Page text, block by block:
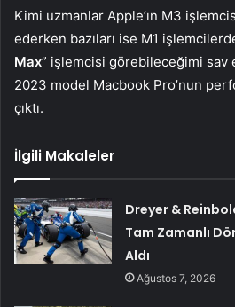
Kimi uzmanlar Apple’ın M3
ederken bazıları ise M1
Max” işlemcisi görebileceğimi sav
2023 model Macbook Pro’nun
çıktı.
İlgili Makaleler
Dreyer &
Tam Zamanlı
Aldı
Ağustos 7, 2026